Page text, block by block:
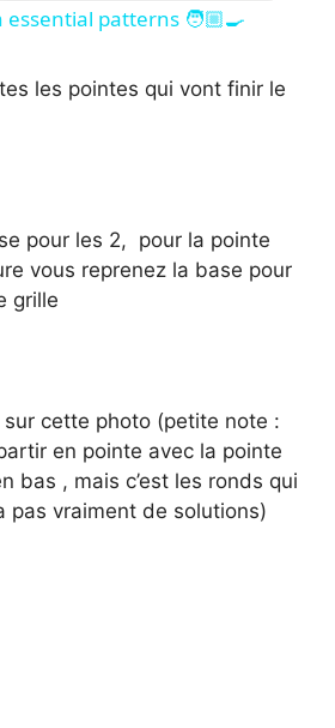
i
d
o
patterns 🧑🏼‍🍳
les pointes qui vont finir le
pour les 2, pour la pointe
vous reprenez la base pour
grille
cette photo (petite note :
en pointe avec la pointe
bas , mais c’est les ronds qui
pas vraiment de solutions)